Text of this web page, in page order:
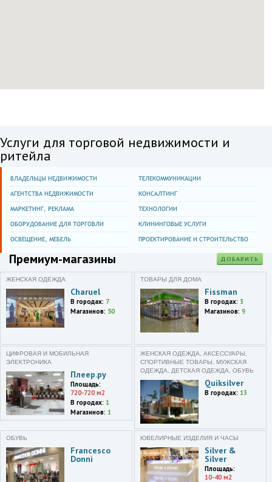
Москва
Москва
Внуково пос.,ул. 1-я
Рейсовая,13
Московская обл.
Фрязино г.,Заводской пр-д,2
Московская обл.
Краснознаменск г.,ул.
Октябрьская,12
Калужская обл.
Малоярославецкий р-
н,Малоярославец г.,ул.
Соколова,33
Владимир
улица Танеева,38
Ярославль
ул. Володарского,103,оф.
204
Ярославль
ул. Республиканская,58/22
Тамбов
ул. Чичканова,2
Брянская область
Клетнянский район,поселок
Клетня,улица Ленина,69А
Услуги для торговой недвижимости и
ритейла
ВЛАДЕЛЬЦЫ НЕДВИЖИМОСТИ ТЕЛЕКОММУНИКАЦИИ
АГЕНТСТВА НЕДВИЖИМОСТИ КОНСАЛТИНГ
МАРКЕТИНГ, РЕКЛАМА ТЕХНОЛОГИИ
ОБОРУДОВАНИЕ ДЛЯ ТОРГОВЛИ КЛИНИНГОВЫЕ УСЛУГИ
ОСВЕЩЕНИЕ, МЕБЕЛЬ ПРОЕКТИРОВАНИЕ И СТРОИТЕЛЬСТВО
ДОБАВИТЬ
Премиум-магазины
ЖЕНСКАЯ ОДЕЖДА
Charuel
В городах: 7
Магазинов: 50
ТОВАРЫ ДЛЯ ДОМА
Fissman
В городах: 3
Магазинов: 9
ЦИФРОВАЯ И МОБИЛЬНАЯ
ЭЛЕКТРОНИКА
Плеер.ру
Площадь:
720-720 м2
В городах: 1
Магазинов: 1
ЖЕНСКАЯ ОДЕЖДА, АКСЕССУАРЫ,
СПОРТИВНЫЕ ТОВАРЫ, МУЖСКАЯ
ОДЕЖДА, ДЕТСКАЯ ОДЕЖДА, ОБУВЬ
Quiksilver
В городах: 13
ОБУВЬ
Francesco
Donni
ЮВЕЛИРНЫЕ ИЗДЕЛИЯ И ЧАСЫ
Silver &
Silver
Площадь:
10-40 м2